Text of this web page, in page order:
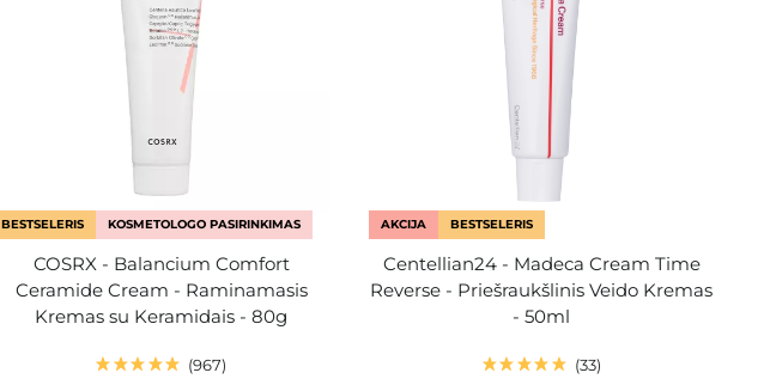
BESTSELERIS KOSMETOLOGO PASIRINKIMAS
COSRX - Balancium Comfort
Ceramide Cream - Raminamasis
Kremas su Keramidais - 80g
967
AKCIJA BESTSELERIS
Centellian24 - Madeca Cream Time
Reverse - Priešraukšlinis Veido Kremas
- 50ml
33